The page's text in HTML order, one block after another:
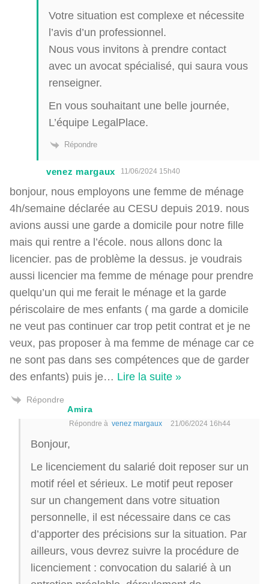
Votre situation est complexe et nécessite
l’avis d’un professionnel.
Nous vous invitons à prendre contact
avec un avocat spécialisé, qui saura vous
renseigner.
En vous souhaitant une belle journée,
L’équipe LegalPlace.
Répondre
venez margaux 11/06/2024 15h40
bonjour, nous employons une femme de ménage
4h/semaine déclarée au CESU depuis 2019. nous
avions aussi une garde a domicile pour notre fille
mais qui rentre a l’école. nous allons donc la
licencier. pas de problème la dessus. je voudrais
aussi licencier ma femme de ménage pour prendre
quelqu’un qui me ferait le ménage et la garde
périscolaire de mes enfants ( ma garde a domicile
ne veut pas continuer car trop petit contrat et je ne
veux, pas proposer à ma femme de ménage car ce
ne sont pas dans ses compétences que de garder
des enfants) puis je… Lire la suite »
Répondre
Amira
Répondre à venez margaux 21/06/2024 16h44
Bonjour,
Le licenciement du salarié doit reposer sur un
motif réel et sérieux. Le motif peut reposer
sur un changement dans votre situation
personnelle, il est nécessaire dans ce cas
d’apporter des précisions sur la situation. Par
ailleurs, vous devrez suivre la procédure de
licenciement : convocation du salarié à un